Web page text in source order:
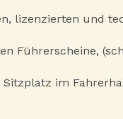
lizenzierten und
Führerscheine,
im